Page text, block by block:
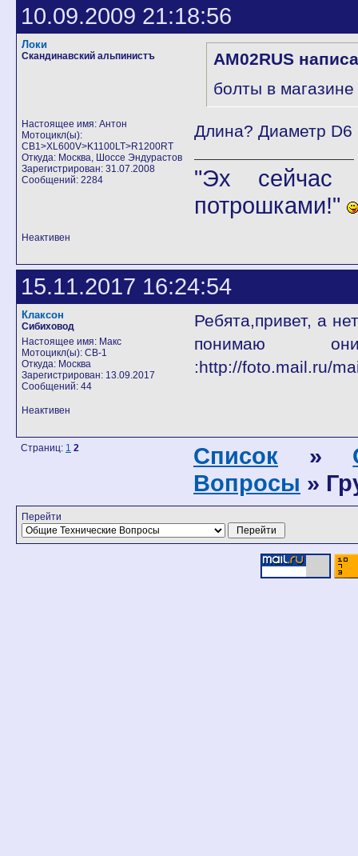
10.09.2009 21:18:56
Локи
Скандинавский альпинистъ
Настоящее имя: Антон
Мотоцикл(ы):
CB1>XL600V>K1100LT>R1200RT
Откуда: Москва, Шоссе Эндурастов
Зарегистрирован: 31.07.2008
Сообщений: 2284
AM02RUS
болты в магазине
Длина? Диаметр D6
"Эх сейчас
потрошками!"
Неактивен
15.11.2017 16:24:54
Клаксон
Сибиховод
Настоящее имя: Макс
Мотоцикл(ы): CB-1
Откуда: Москва
Зарегистрирован: 13.09.2017
Сообщений: 44
Ребята,привет, а
понимаю
:http://foto.mail.ru/
Неактивен
Страниц: 1 2 Список »
Вопросы »
Перейти